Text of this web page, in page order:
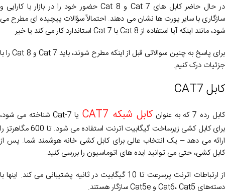
در حال حاضر کابل های Cat 7 و Cat 8 حضور خود را در بازار با کارایی و
سازگاری با سایر پورت ها نشان می دهند. احتمالاً سؤالات پیچیده ای مطرح می
شود، مانند اینکه آیا استفاده از Cat 8 با Cat 7 استاندارد کار می کند یا خیر.
برای پاسخ به چنین سوالاتی قبل از اینکه مطرح شوند، باید Cat 7 و Cat 8 را با
جزئیات درک کنیم.
کابل CAT7
کابل رده 7 که به عنوان کابل شبکه CAT7
یا Cat-7 شناخته می شود،
برای کابل کشی زیرساخت گیگابیت اترنت استفاده می شود. تا 600 مگاهرتز را
ارائه می دهد – یک انتخاب عالی برای کابل کشی خانه هوشمند شما. پس از
کابل کشی، حتی می توانید ایده های اتوماسیون را بررسی کنید.
از ارتباطات اترنت پرسرعت تا 10 گیگابیت در ثانیه پشتیبانی می کند. اینها با
دسته‌های Cat6، Cat5 و Cat5e سازگار هستند.